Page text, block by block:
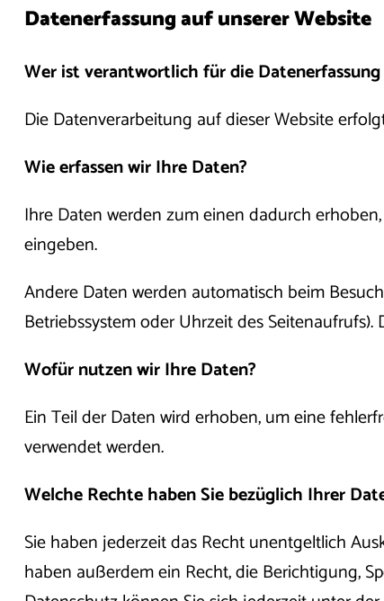
Datenerfassung auf unserer Website
Wer ist verantwortlich für die
Die Datenverarbeitung auf dieser Website
Wie erfassen wir Ihre Daten?
Ihre Daten werden zum einen dadurch
eingeben.
Andere Daten werden automatisch beim
Betriebssystem oder Uhrzeit des
Wofür nutzen wir Ihre Daten?
Ein Teil der Daten wird erhoben, um eine
verwendet werden.
Welche Rechte haben Sie bezüglich Ihrer
Sie haben jederzeit das Recht unentgeltlich
haben außerdem ein Recht, die Berichtigung,